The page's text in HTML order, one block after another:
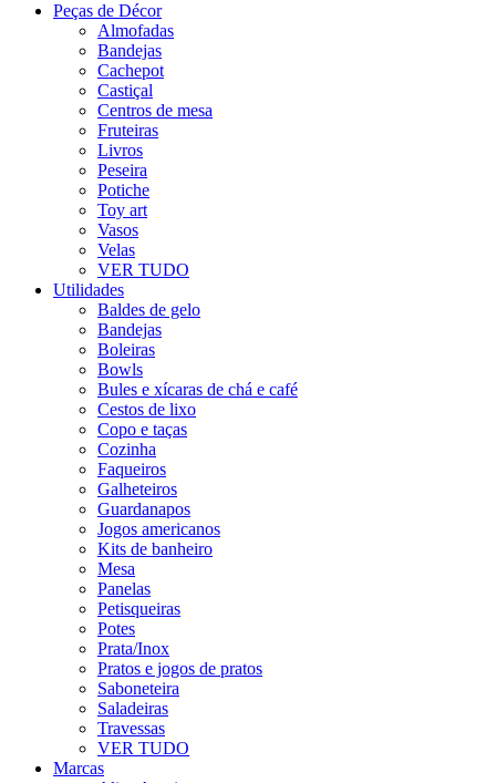
Peças de Décor
Almofadas
Bandejas
Cachepot
Castiçal
Centros de mesa
Fruteiras
Livros
Peseira
Potiche
Toy art
Vasos
Velas
VER TUDO
Utilidades
Baldes de gelo
Bandejas
Boleiras
Bowls
Bules e xícaras de chá e café
Cestos de lixo
Copo e taças
Cozinha
Faqueiros
Galheteiros
Guardanapos
Jogos americanos
Kits de banheiro
Mesa
Panelas
Petisqueiras
Potes
Prata/Inox
Pratos e jogos de pratos
Saboneteira
Saladeiras
Travessas
VER TUDO
Marcas